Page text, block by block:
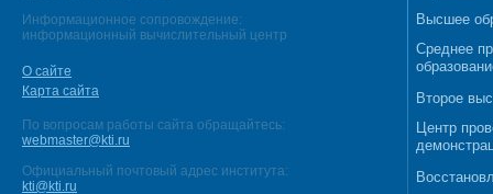
Информационное сопровождение:
информационный вычислительный центр
О сайте
Карта сайта
По вопросам работы сайта обращайтесь:
webmaster@kti.ru
Официальный почтовый адрес института:
kti@kti.ru
Высшее
Среднее
Второе
Центр